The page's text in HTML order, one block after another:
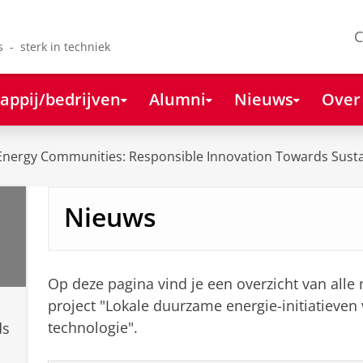
- sterk in techniek
bedrijven Alumni Nieuws
Communities: Responsible Innovation Towards
Nieuws
Op deze pagina vind je een overzicht van
project "Lokale duurzame energie-
technologie".